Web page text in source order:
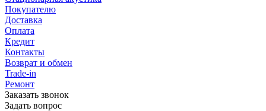
Покупателю
Доставка
Оплата
Кредит
Контакты
Возврат и обмен
Trade-in
Ремонт
Заказать звонок
Задать вопрос